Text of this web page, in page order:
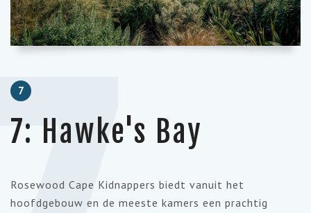
7
7: Hawke's Bay
Rosewood Cape Kidnappers biedt vanuit het
hoofdgebouw en de meeste kamers een prachtig